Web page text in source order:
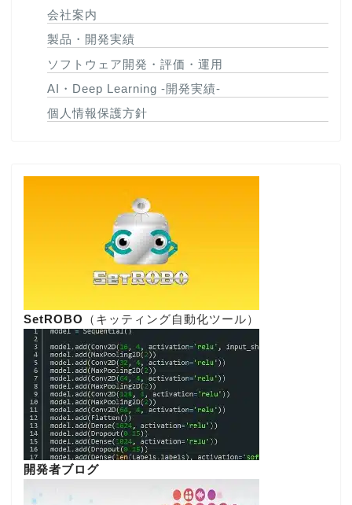
会社案内
製品・開発実績
ソフトウェア開発・評価・運用
AI・Deep Learning -開発実績-
個人情報保護方針
SetROBO （キッティング自動化ツール）
開発者ブログ